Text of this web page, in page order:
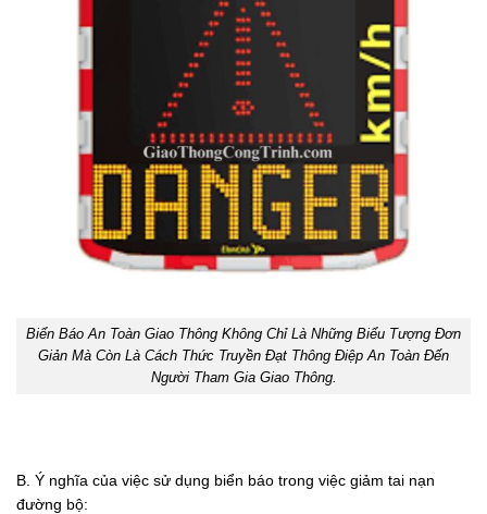
Biển Báo An Toàn Giao Thông Không Chỉ Là Những Biểu Tượng Đơn
Giản Mà Còn Là Cách Thức Truyền Đạt Thông Điệp An Toàn Đến
Người Tham Gia Giao Thông.
B. Ý nghĩa của việc sử dụng biển báo trong việc giảm tai nạn
đường bộ: